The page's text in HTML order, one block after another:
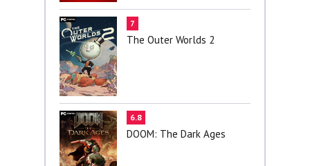
7
The Outer Worlds 2
6.8
DOOM: The Dark Ages